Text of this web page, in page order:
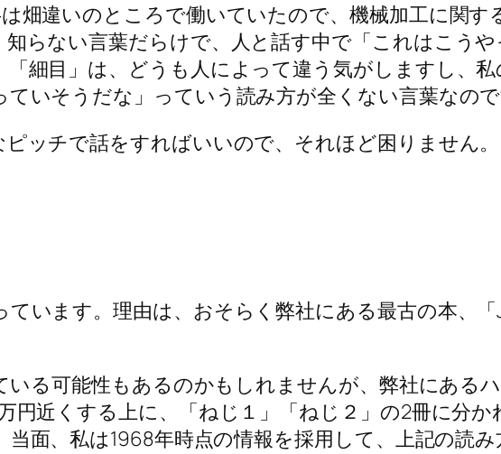
畑違いのところで働いていたので、機械加工に関
らない言葉だらけで、人と話す中で「これはこう
細目」は、どうも人によって違う気がしますし、
いそうだな」っていう読み方が全くない言葉なので
ッチで話をすればいいので、それほど困りません。
ています。理由は、おそらく弊社にある最古の本
いる可能性もあるのかもしれませんが、弊社にある
円近くする上に、「ねじ１」「ねじ２」の2冊に分
面、私は1968年時点の情報を採用して、上記の読み